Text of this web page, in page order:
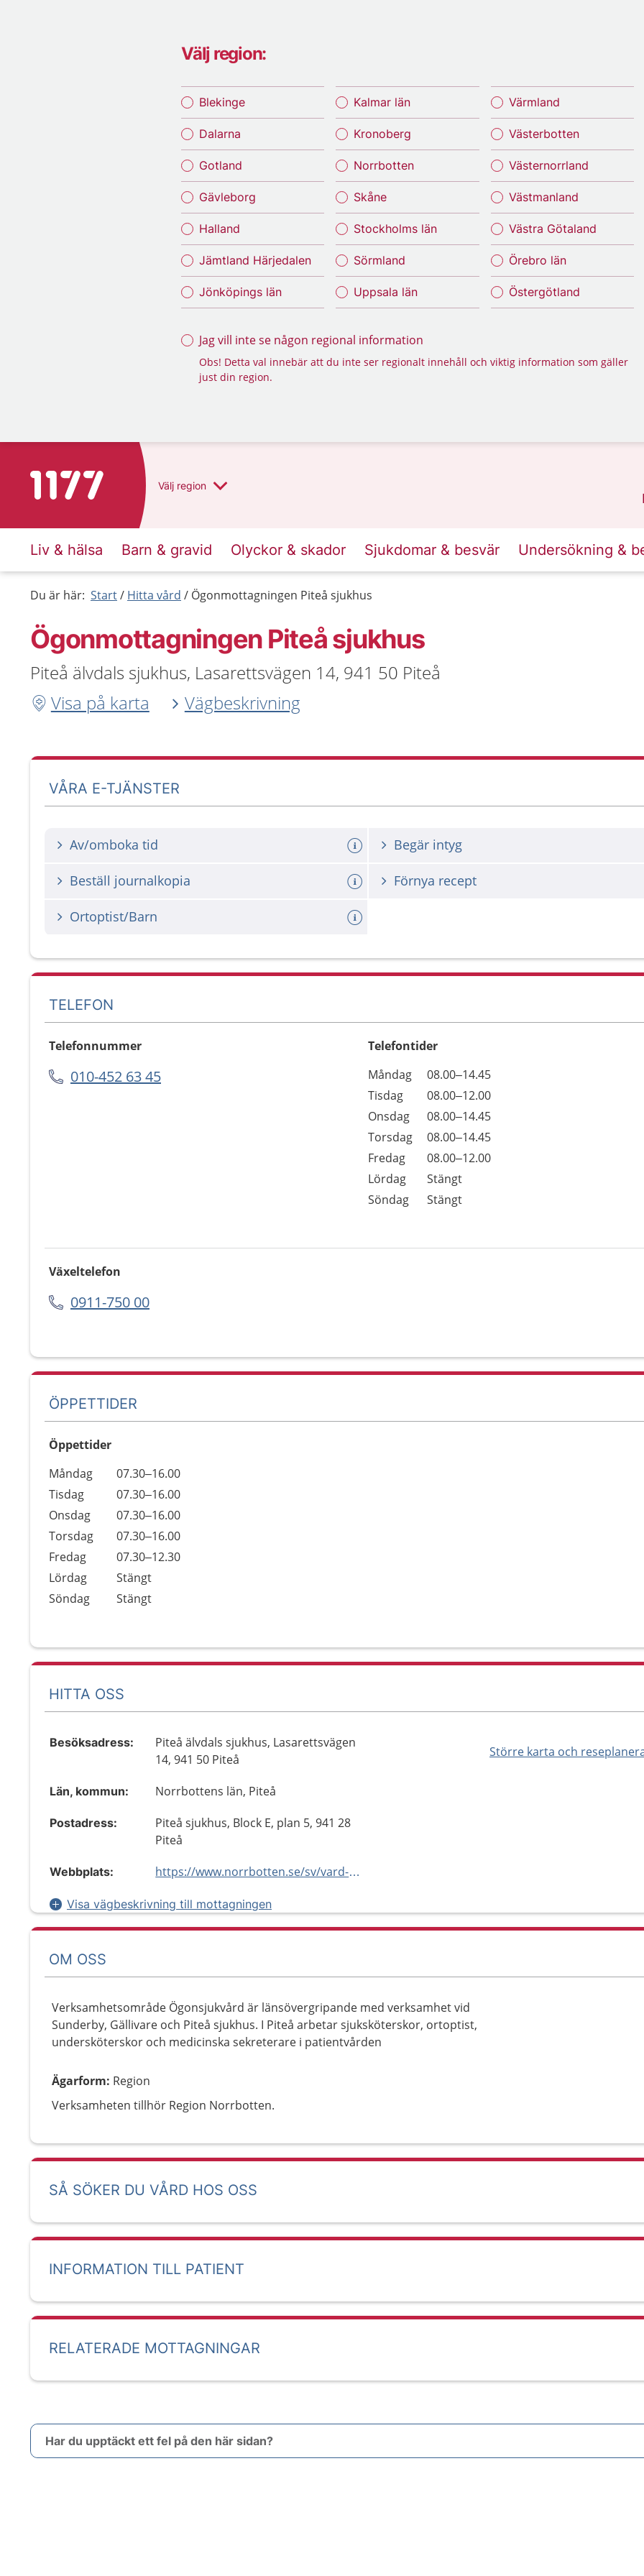
Välj region:
Blekinge
Dalarna
Gotland
Gävleborg
Halland
Jämtland Härjedalen
Jönköpings län
Kalmar län
Kronoberg
Norrbotten
Skåne
Stockholms län
Sörmland
Uppsala län
Värmland
Västerbotten
Västernorrland
Västmanland
Västra Götaland
Örebro län
Östergötland
Jag vill inte se någon regional information
Obs! Detta val innebär att du inte ser regionalt innehåll och viktig information som gäller
just din region.
Till startsidan för 1177 Välj region
Liv & hälsa Barn & gravid Olyckor & skador Sjukdomar & besvär Undersökning &
Du är här: Start Hitta vård Ögonmottagningen Piteå sjukhus
Ögonmottagningen Piteå sjukhus
Piteå älvdals sjukhus, Lasarettsvägen 14, 941 50 Piteå
Visa på karta
Vägbeskrivning
VÅRA E-TJÄNSTER
Av/omboka tid Begär intyg
Beställ journalkopia Förnya recept
Ortoptist/Barn
TELEFON
Telefonnummer
010-452 63 45
Telefontider
Dag
Öppettider
Kommentarer
Måndag
08.00–14.45
Tisdag
08.00–12.00
Onsdag
08.00–14.45
Torsdag
08.00–14.45
Fredag
08.00–12.00
Lördag
Stängt
Söndag
Stängt
Växeltelefon
0911-750 00
ÖPPETTIDER
Öppettider
Dag
Öppettider
Kommentarer
Måndag
07.30–16.00
Tisdag
07.30–16.00
Onsdag
07.30–16.00
Torsdag
07.30–16.00
Fredag
07.30–12.30
Lördag
Stängt
Söndag
Stängt
HITTA OSS
Större karta och
Besöksadress:
Piteå älvdals sjukhus, Lasarettsvägen
14, 941 50 Piteå
Län, kommun: Norrbottens län, Piteå
Postadress:
Piteå sjukhus, Block E, plan 5, 941 28
Piteå
Webbplats: https://www.norrbotten.se/sv/vard-och-halsa/vara-vardenheter
Visa vägbeskrivning till mottagningen
OM OSS
Verksamhetsområde Ögonsjukvård är länsövergripande med verksamhet vid
Sunderby, Gällivare och Piteå sjukhus. I Piteå arbetar sjuksköterskor, ortoptist,
undersköterskor och medicinska sekreterare i patientvården
Ägarform: Region
Verksamheten tillhör Region Norrbotten.
SÅ SÖKER DU VÅRD HOS OSS
INFORMATION TILL PATIENT
RELATERADE MOTTAGNINGAR
Har du upptäckt ett fel på den här sidan?